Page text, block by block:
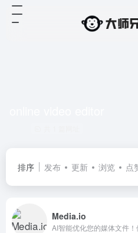
排序 发布 更新 浏览 点
Media.io
AI智能优化您的媒体文件